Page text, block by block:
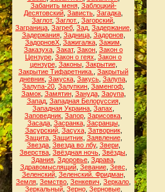
Забанить меня, Заблоцкий-
Десятовский Зависть Загадка
Заглот, Заглот. Загорский
Заграница Загреб Зад Задержание
Задержания, Задница, Задорнов,
ЗадорновХ Зажигалка Зажим
Заказуха Закат, Закон Закон о
Цензуре Закон о геях Закон о
цензуре, Законы, Закрытие,
Закрытие Тифаретника.
Закрытый
дневник Закуска Закусь Залупа
Залупа-20 Залупкин Заменгоф
Замок, Замятин, Зануда, Заоупа,
Запад, Западная Белоруссия,
Западная Украина Запах
Заповедник Запор Зарисовка
Засада, Засранка, Засранцы,
Засурский, Засуха, Затворник,
Защита, Защитник, Заявление,
Звезда, Звезда во лбу, Звери,
Зверства Звёздная ночь Звёзды
Здания Здоровье Здрава
Здравомыслящий, Зевание, Зевс
Зеленский, Зеленский. Фридман,
Земля Земство Зенкевич Зеркало
Зеркальный, Зерно, Зерновые,